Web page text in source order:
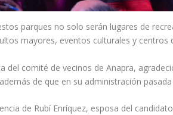
parques no solo serán lugares de
mayores, eventos culturales y centros
del comité de vecinos de Anapra,
de que en su administración
de Rubí Enríquez, esposa del